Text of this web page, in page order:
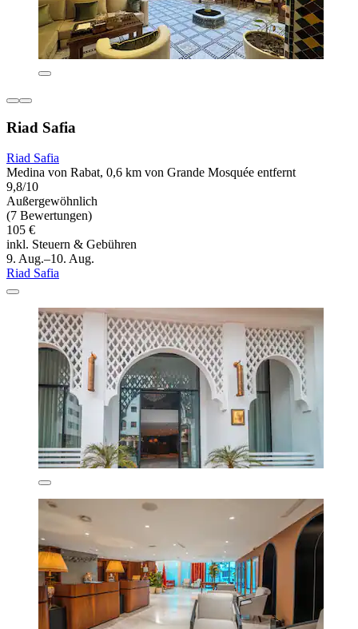
Riad Safia
Riad Safia
Medina von Rabat, 0,6 km von Grande Mosquée entfernt
9,8/10
Außergewöhnlich
(7 Bewertungen)
105 €
inkl. Steuern & Gebühren
9. Aug.–10. Aug.
Riad Safia